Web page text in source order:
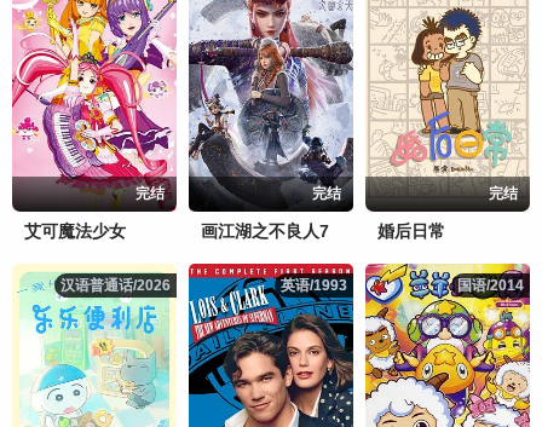
完结
艾可魔法少女
完结
画江湖之不良人7
完结
婚后日常
汉语普通话/2026
汉语普通话/2026 英语/1993
英语/1993 国语/2014
国语/2014